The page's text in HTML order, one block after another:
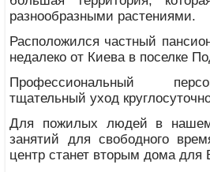
разнообразными растениями.
Расположился частный
недалеко от Киева в поселке
Профессиональный
тщательный уход
Для пожилых людей в
занятий для свободного
центр станет вторым дома для